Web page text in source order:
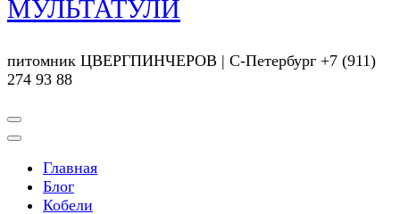
МУЛЬТАТУЛИ
питомник ЦВЕРГПИНЧЕРОВ | С-Петербург +7 (911)
274 93 88
Главная
Блог
Кобели